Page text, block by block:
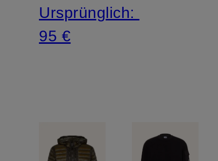
Ursprünglich:
95 €